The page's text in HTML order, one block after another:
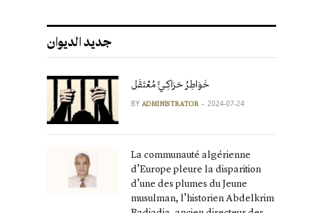
جديد الديوان
خَوَاطِرُ حَرَاكِـيٍّ مُعْتَقَل
BY ADMINISTRATOR 2024-07-24
La communauté algérienne
d’Europe pleure la disparition
d’une des plumes du Jeune
musulman, l’historien Abdelkrim